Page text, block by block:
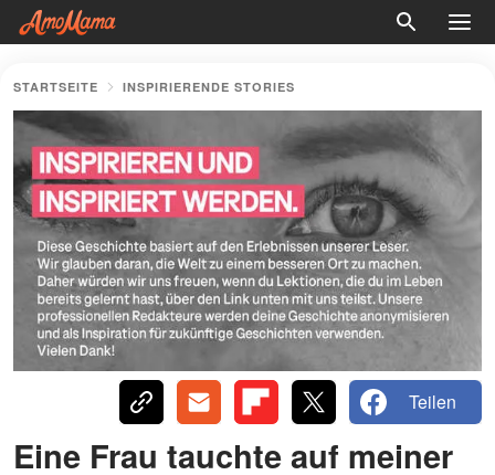
STARTSEITE INSPIRIERENDE STORIES
Teilen
Eine Frau tauchte auf meiner